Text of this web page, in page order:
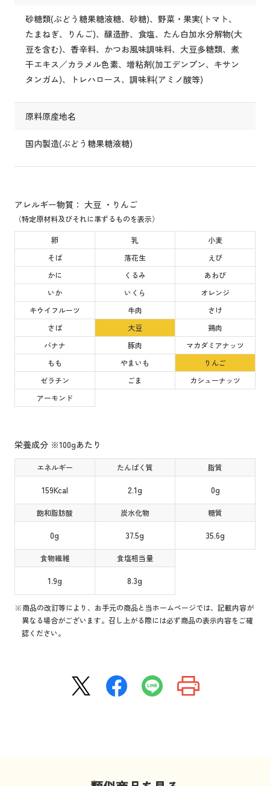
砂糖類(ぶどう糖果糖液糖、砂糖)、野菜・果実(トマト、
たまねぎ、りんご)、醸造酢、食塩、たん白加水分解物(大
豆を含む)、香辛料、かつお風味調味料、大豆多糖類、煮
干エキス／カラメル色素、増粘剤(加工デンプン、キサン
タンガム)、トレハロース、調味料(アミノ酸等)
原料原産地名
国内製造(ぶどう糖果糖液糖)
アレルギー物質： 大豆 ・りんご
（特定原材料及びそれに準ずるものを表示）
卵 乳
小麦
そば
落花生
えび
かに
くるみ
あわび
いか
いくら
オレンジ
キウイフルーツ
牛肉
さけ
さば
大豆
鶏肉
バナナ
豚肉
マカダミアナッツ
もも
やまいも
りんご
ゼラチン
ごま
カシューナッツ
アーモンド
栄養成分 ※100gあたり
エネルギー
159Kcal
たんぱく質
2.1g
脂質
0g
飽和脂肪酸
0g
炭水化物
37.5g
糖質
35.6g
食物繊維
1.9g
食塩相当量
8.3g
※商品の改訂等により、お手元の商品と当ホームページでは、記載内容が
異なる場合がございます。召し上がる際には必ず商品の表示内容をご確
認ください。